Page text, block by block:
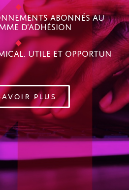
Abonnés Au
D'adhésion
Utile Et Opportun
PLUS